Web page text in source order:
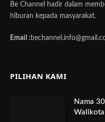
Be Channel hadir dalam
hiburan kepada masyarakat.
Email :
PILIHAN KAMI
Nama
Walikota